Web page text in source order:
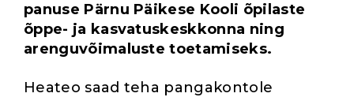
panuse Pärnu Päikese Kooli õpilaste
õppe- ja kasvatuskeskkonna ning
arenguvõimaluste toetamiseks.
Heateo saad teha pangakontole